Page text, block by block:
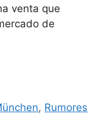
venta que
de
, Rumores